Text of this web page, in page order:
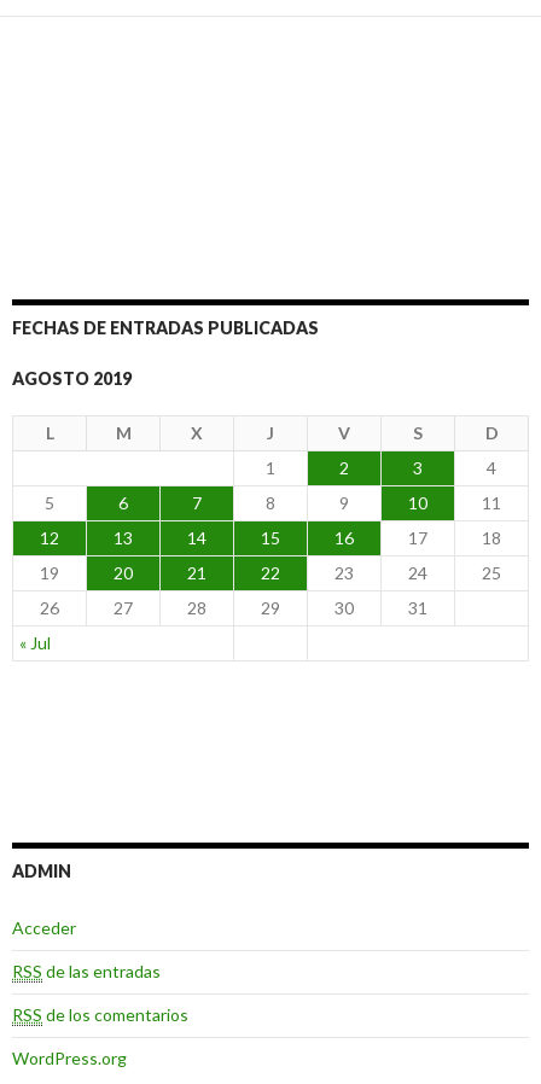
FECHAS DE ENTRADAS PUBLICADAS
AGOSTO 2019
L M X J V S D
« Jul
1 2 3
4
5
6 7 8 9 10
11
12
13 14 15 16 17
18
19
20 21 22 23 24
25
26
27 28 29 30 31
ADMIN
Acceder
RSS de las entradas
RSS de los comentarios
WordPress.org